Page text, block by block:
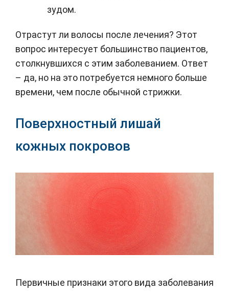
зудом.
Отрастут ли волосы после лечения? Этот
вопрос интересует большинство пациентов,
столкнувшихся с этим заболеванием. Ответ
– да, но на это потребуется немного больше
времени, чем после обычной стрижки.
Поверхностный лишай
кожных покровов
Первичные признаки этого вида заболевания